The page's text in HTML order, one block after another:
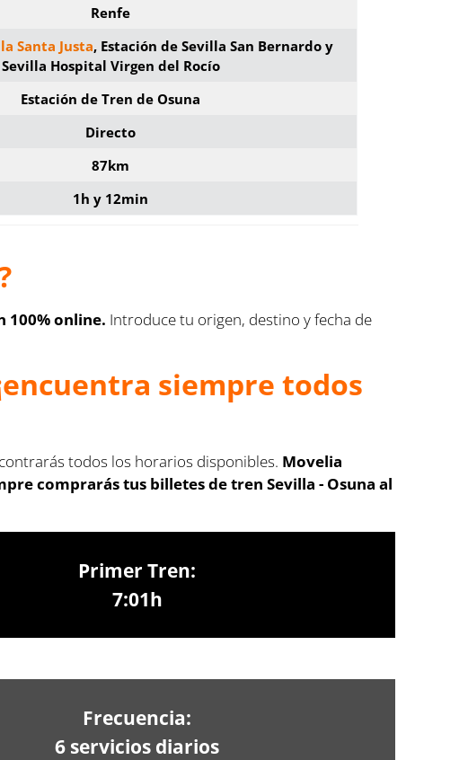
Renfe
Santa Justa, Estación de Sevilla San Bernardo y
Sevilla Hospital Virgen del Rocío
Estación de Tren de Osuna
Directo
87km
1h y 12min
100% online. Introduce tu origen, destino y fecha de
siempre todos
todos los horarios disponibles. Movelia
comprarás tus billetes de tren Sevilla - Osuna al
Primer Tren:
7:01h
Frecuencia:
6 servicios diarios